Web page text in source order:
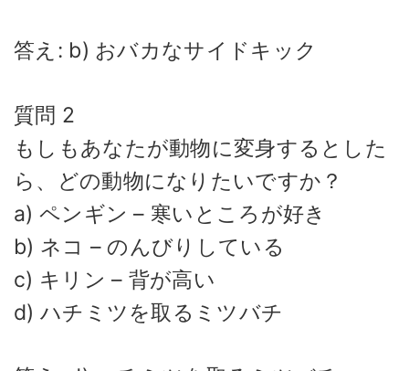
答え: b) おバカなサイドキック
質問 2
もしもあなたが動物に変身するとした
ら、どの動物になりたいですか？
a) ペンギン – 寒いところが好き
b) ネコ – のんびりしている
c) キリン – 背が高い
d) ハチミツを取るミツバチ